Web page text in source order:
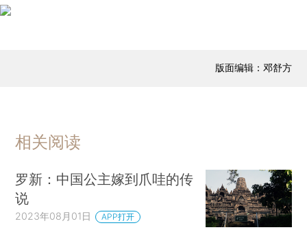
版面编辑：邓舒方
相关阅读
罗新：中国公主嫁到爪哇的传
说
2023年08月01日 APP打开